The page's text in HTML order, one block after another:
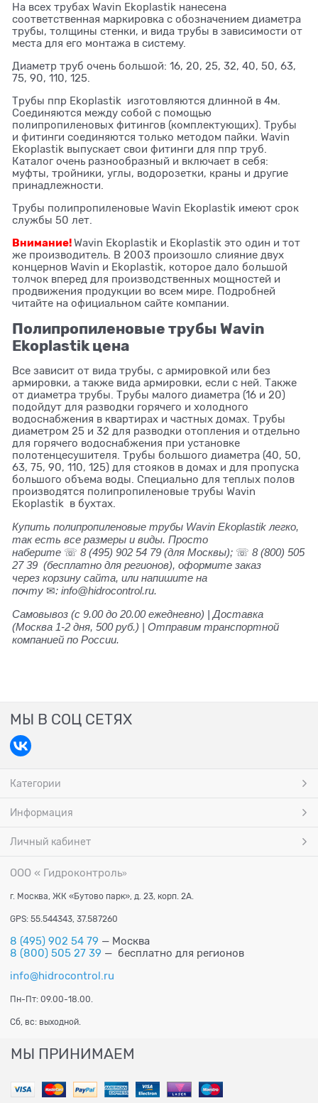
На всех трубах Wavin Ekoplastik нанесена
соответственная маркировка с обозначением диаметра
трубы, толщины стенки, и вида трубы в зависимости от
места для его монтажа в систему.
Диаметр труб очень большой: 16, 20, 25, 32, 40, 50, 63,
75, 90, 110, 125.
Трубы ппр Ekoplastik изготовляются длинной в 4м.
Соединяются между собой с помощью
полипропиленовых фитингов (комплектующих). Трубы
и фитинги соединяются только методом пайки. Wavin
Ekoplastik выпускает свои фитинги для ппр труб.
Каталог очень разнообразный и включает в себя:
муфты, тройники, углы, водорозетки, краны и другие
принадлежности.
Трубы полипропиленовые Wavin Ekoplastik имеют срок
службы 50 лет.
Внимание! Wavin Ekoplastik и Ekoplastik это один и тот
же производитель. В 2003 произошло слияние двух
концернов Wavin и Ekoplastik, которое дало большой
толчок вперед для производственных мощностей и
продвижения продукции во всем мире. Подробней
читайте на официальном сайте компании.
Полипропиленовые трубы Wavin
Ekoplastik цена
Все зависит от вида трубы, с армировкой или без
армировки, а также вида армировки, если с ней. Также
от диаметра трубы. Трубы малого диаметра (16 и 20)
подойдут для разводки горячего и холодного
водоснабжения в квартирах и частных домах. Трубы
диаметром 25 и 32 для разводки отопления и отдельно
для горячего водоснабжения при установке
полотенцесушителя. Трубы большого диаметра (40, 50,
63, 75, 90, 110, 125) для стояков в домах и для пропуска
большого объема воды. Специально для теплых полов
производятся полипропиленовые трубы Wavin
Ekoplastik в бухтах.
Купитьполипропиленовые трубы Wavin Ekoplastik легко,
так есть все размеры и виды. Просто
наберите ☏8 (495) 902 54 79 (для Москвы); ☏8 (800) 505
27 39 (бесплатно для регионов), оформите заказ
через корзину сайта, или напишите на
почту ✉: info@hidrocontrol.ru.
Самовывоз (с 9.00 до 20.00 ежедневно) | Доставка
(Москва 1-2 дня, 500 руб.) | Отправим транспортной
компанией по России.
МЫ В СОЦ СЕТЯХ
Категории
Информация
Личный кабинет
ООО « Гидроконтроль»
г. Москва, ЖК «Бутово парк», д. 23, корп. 2А.
GPS: 55.544343, 37.587260
8 (495) 902 54 79 — Москва
8 (800) 505 27 39 — бесплатно для регионов
info@hidrocontrol.ru
Пн-Пт: 09.00-18.00.
Сб, вс: выходной.
МЫ ПРИНИМАЕМ